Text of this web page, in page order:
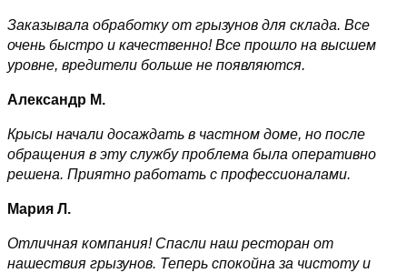
Заказывала обработку от грызунов для склада. Все
очень быстро и качественно! Все прошло на высшем
уровне, вредители больше не появляются.
Александр М.
Крысы начали досаждать в частном доме, но после
обращения в эту службу проблема была оперативно
решена. Приятно работать с профессионалами.
Мария Л.
Отличная компания! Спасли наш ресторан от
нашествия грызунов. Теперь спокойна за чистоту и